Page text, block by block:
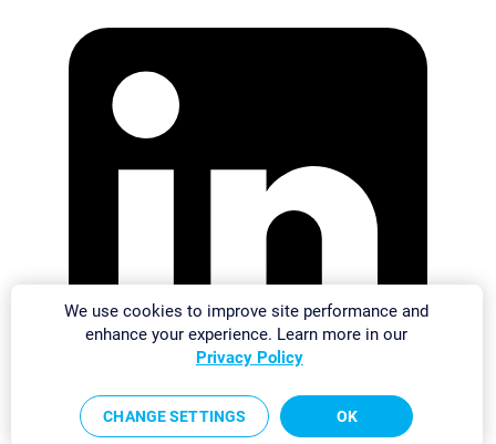
We use cookies to improve site performance and
enhance your experience. Learn more in our
Privacy Policy
CHANGE SETTINGS OK